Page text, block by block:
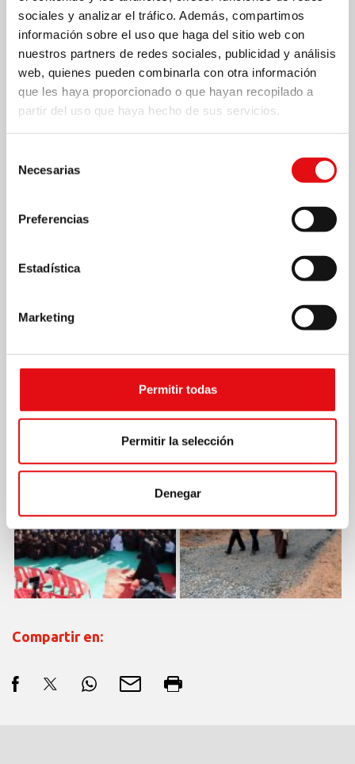
sociales y analizar el tráfico. Además, compartimos
información sobre el uso que haga del sitio web con
nuestros partners de redes sociales, publicidad y análisis
web, quienes pueden combinarla con otra información
que les haya proporcionado o que hayan recopilado a
partir del uso que haya hecho de sus servicios.
Necesarias
Preferencias
Estadística
Marketing
Permitir todas
Permitir la selección
Denegar
Compartir en: